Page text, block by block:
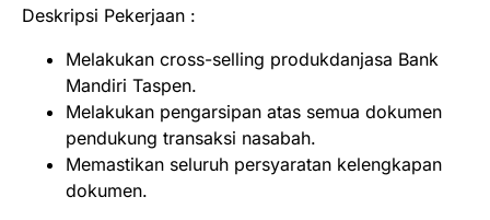
Deskripsi Pekerjaan :
Melakukan cross-selling produkdanjasa Bank
Mandiri Taspen.
Melakukan pengarsipan atas semua dokumen
pendukung transaksi nasabah.
Memastikan seluruh persyaratan kelengkapan
dokumen.